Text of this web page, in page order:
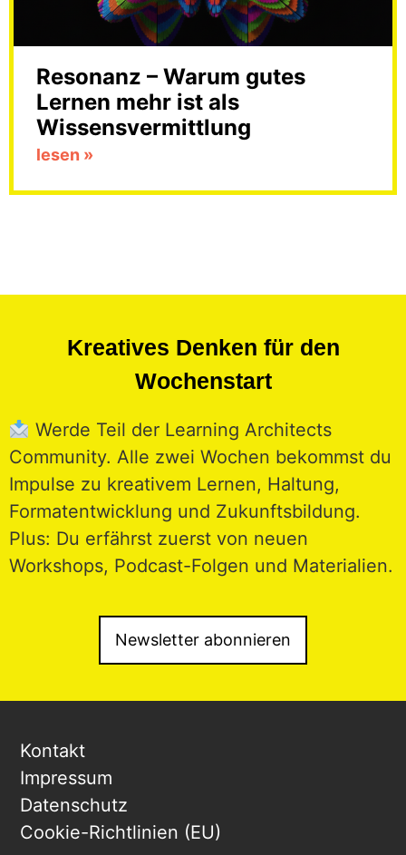
Resonanz – Warum gutes
Lernen mehr ist als
Wissensvermittlung
lesen »
Kreatives Denken für den
Wochenstart
Werde Teil der Learning Architects
Community. Alle zwei Wochen bekommst du
Impulse zu kreativem Lernen, Haltung,
Formatentwicklung und Zukunftsbildung.
Plus: Du erfährst zuerst von neuen
Workshops, Podcast-Folgen und Materialien.
Newsletter abonnieren
Kontakt
Impressum
Datenschutz
Cookie-Richtlinien (EU)